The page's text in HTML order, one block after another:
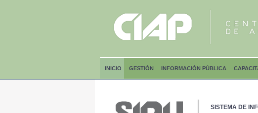
INICIO GESTIÓN INFORMACIÓN PÚBLICA
SISTEMA DE